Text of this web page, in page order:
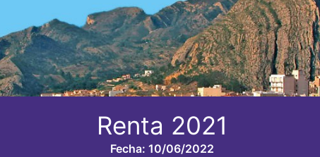
Renta 2021
Fecha: 10/06/2022